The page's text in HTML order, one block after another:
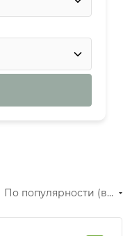
По популярности (возрастание)